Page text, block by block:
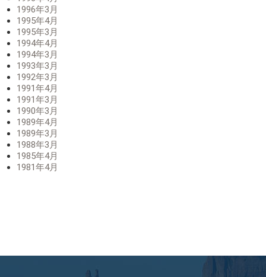
1996年3月
1995年4月
1995年3月
1994年4月
1994年3月
1993年3月
1992年3月
1991年4月
1991年3月
1990年3月
1989年4月
1989年3月
1988年3月
1985年4月
1981年4月